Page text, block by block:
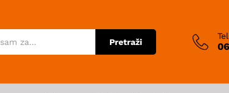
Pretraži